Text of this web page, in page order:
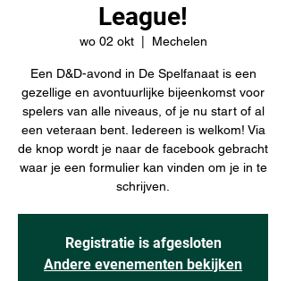
League!
wo 02 okt
  |
Mechelen
Een D&D-avond in De Spelfanaat is een
gezellige en avontuurlijke bijeenkomst voor
spelers van alle niveaus, of je nu start of al
een veteraan bent. Iedereen is welkom! Via
de knop wordt je naar de facebook gebracht
waar je een formulier kan vinden om je in te
schrijven.
Registratie is afgesloten
Andere evenementen bekijken